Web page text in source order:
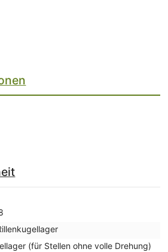
(für Stellen ohne volle Drehung)